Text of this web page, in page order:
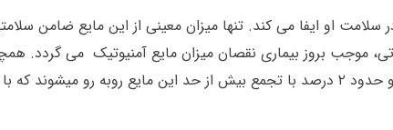
است نقشی اساسی در سلامت او ایفا می کند. تنها میزان معینی از این مایع
موجب بروز بیماری نقصان میزان مایع آمنیوتیک می گردد.
این مایع نیز خود باعث ایجاد مشکل می شود. حدود ۸ درصد از مادران باردار با نقصان این مایع و حدود ۲ درصد با تجمع بیش از حد